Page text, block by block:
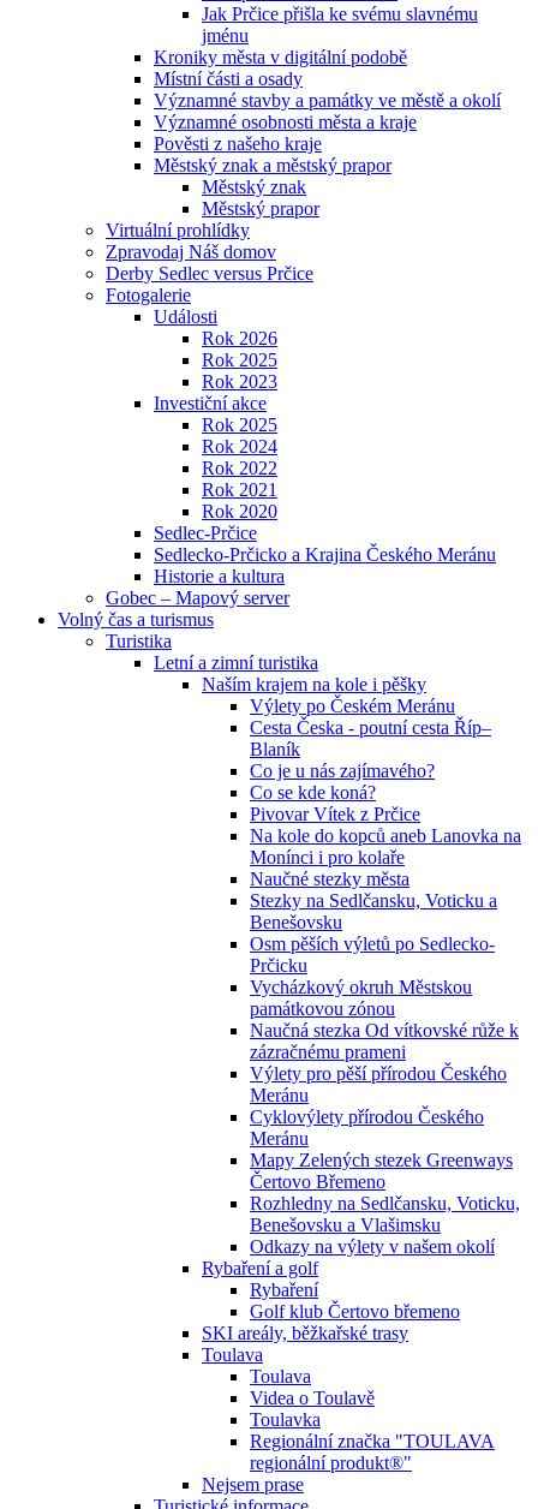
Jak Prčice přišla ke svému slavnému
jménu
Kroniky města v digitální podobě
Místní části a osady
Významné stavby a památky ve městě a okolí
Významné osobnosti města a kraje
Pověsti z našeho kraje
Městský znak a městský prapor
Městský znak
Městský prapor
Virtuální prohlídky
Zpravodaj Náš domov
Derby Sedlec versus Prčice
Fotogalerie
Události
Rok 2026
Rok 2025
Rok 2023
Investiční akce
Rok 2025
Rok 2024
Rok 2022
Rok 2021
Rok 2020
Sedlec-Prčice
Sedlecko-Prčicko a Krajina Českého Meránu
Historie a kultura
Gobec – Mapový server
Volný čas a turismus
Turistika
Letní a zimní turistika
Naším krajem na kole i pěšky
Výlety po Českém Meránu
Cesta Česka - poutní cesta Říp–
Blaník
Co je u nás zajímavého?
Co se kde koná?
Pivovar Vítek z Prčice
Na kole do kopců aneb Lanovka na
Monínci i pro kolaře
Naučné stezky města
Stezky na Sedlčansku, Voticku a
Benešovsku
Osm pěších výletů po Sedlecko-
Prčicku
Vycházkový okruh Městskou
památkovou zónou
Naučná stezka Od vítkovské růže k
zázračnému prameni
Výlety pro pěší přírodou Českého
Meránu
Cyklovýlety přírodou Českého
Meránu
Mapy Zelených stezek Greenways
Čertovo Břemeno
Rozhledny na Sedlčansku, Voticku,
Benešovsku a Vlašimsku
Odkazy na výlety v našem okolí
Rybaření a golf
Rybaření
Golf klub Čertovo břemeno
SKI areály, běžkařské trasy
Toulava
Toulava
Videa o Toulavě
Toulavka
Regionální značka "TOULAVA
regionální produkt®"
Nejsem prase